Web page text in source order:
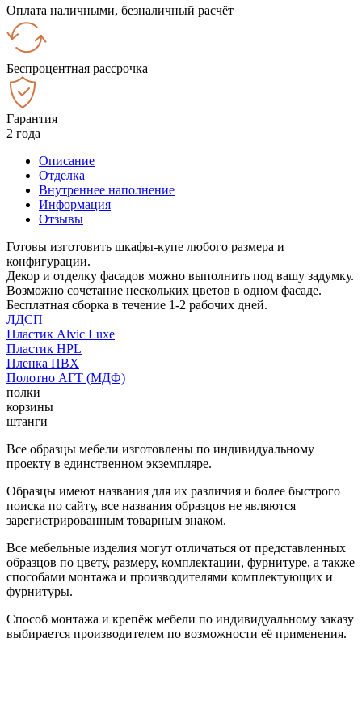
Оплата наличными, безналичный расчёт
Беспроцентная рассрочка
Гарантия
2 года
Описание
Отделка
Внутреннее наполнение
Информация
Отзывы
Готовы изготовить шкафы-купе любого размера и
конфигурации.
Декор и отделку фасадов можно выполнить под вашу задумку.
Возможно сочетание нескольких цветов в одном фасаде.
Бесплатная сборка в течение 1-2 рабочих дней.
ЛДСП
Пластик Alvic Luxe
Пластик HPL
Пленка ПВХ
Полотно АГТ (МДФ)
полки
корзины
штанги
Все образцы мебели изготовлены по индивидуальному
проекту в единственном экземпляре.
Образцы имеют названия для их различия и более быстрого
поиска по сайту, все названия образцов не являются
зарегистрированным товарным знаком.
Все мебельные изделия могут отличаться от представленных
образцов по цвету, размеру, комплектации, фурнитуре, а также
способами монтажа и производителями комплектующих и
фурнитуры.
Способ монтажа и крепёж мебели по индивидуальному заказу
выбирается производителем по возможности её применения.